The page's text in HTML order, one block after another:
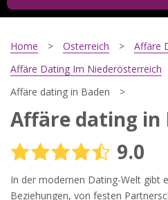
Schritt
Deine
Mit meiner Anmeldung erkläre
Home Osterreich
Affäre
Affäre Dating Im Niederösterreich
Affäre dating in Baden
Affäre dating in
9.0
In der modernen Dating-Welt gibt
Beziehungen, von festen